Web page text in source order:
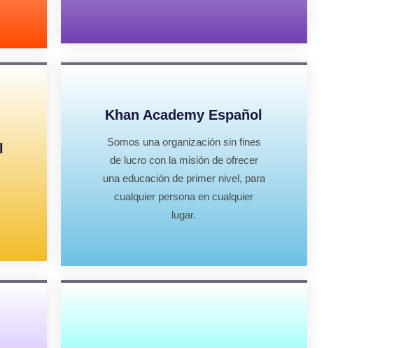
Khan Academy Español
Somos una organización sin fines
de lucro con la misión de ofrecer
una educación de primer nivel, para
cualquier persona en cualquier
lugar.